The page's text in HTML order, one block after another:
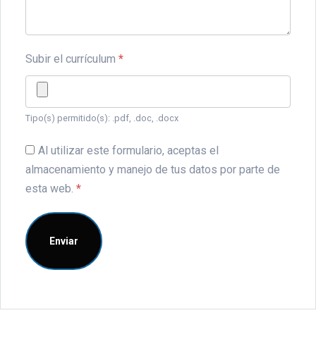
Subir el currículum *
Tipo(s) permitido(s): .pdf, .doc, .docx
Al utilizar este formulario, aceptas el
almacenamiento y manejo de tus datos por parte de
esta web. *